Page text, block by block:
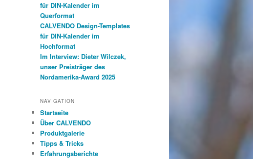
für DIN-Kalender im
Querformat
CALVENDO Design-Templates
für DIN-Kalender im
Hochformat
Im Interview: Dieter Wilczek,
unser Preisträger des
Nordamerika-Award 2025
NAVIGATION
Startseite
Über CALVENDO
Produktgalerie
Tipps & Tricks
Erfahrungsberichte